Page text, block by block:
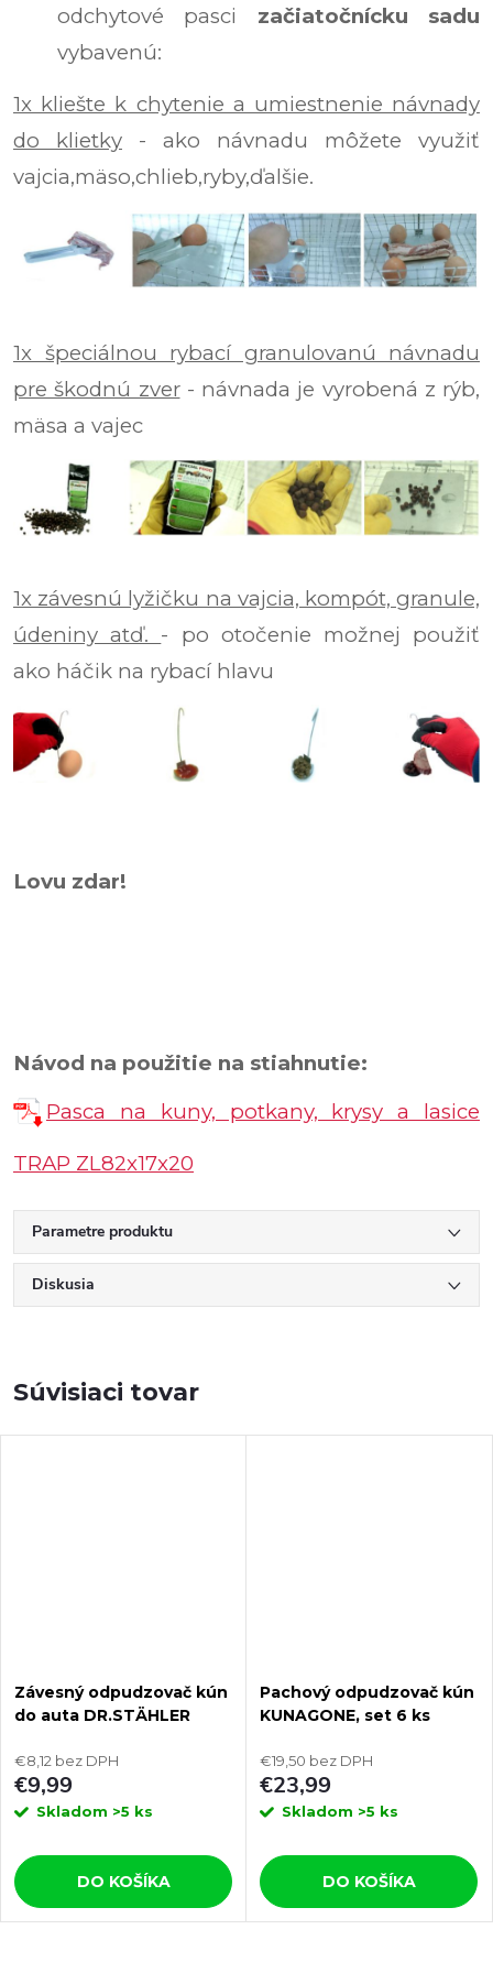
odchytové pasci začiatočnícku sadu
vybavenú:
1x kliešte k chytenie a umiestnenie návnady
do klietky - ako návnadu môžete využiť
vajcia,mäso,chlieb,ryby,ďalšie.
1x špeciálnou rybací granulovanú návnadu
pre škodnú zver- návnada je vyrobená z rýb,
mäsa a vajec
1x závesnú lyžičku na vajcia, kompót, granule,
údeniny atď. - po otočenie možnej použiť
ako háčik na rybací hlavu
Lovu zdar!
Návod na použitie na stiahnutie:
Pasca na kuny, potkany, krysy a lasice
TRAP ZL82x17x20
Parametre produktu
Diskusia
Súvisiaci tovar
Závesný odpudzovač kún
do auta DR.STÄHLER
€8,12 bez DPH
€9,99
Skladom >5 ks
DO KOŠÍKA
Pachový odpudzovač kún
KUNAGONE, set 6 ks
€19,50 bez DPH
€23,99
Skladom >5 ks
DO KOŠÍKA